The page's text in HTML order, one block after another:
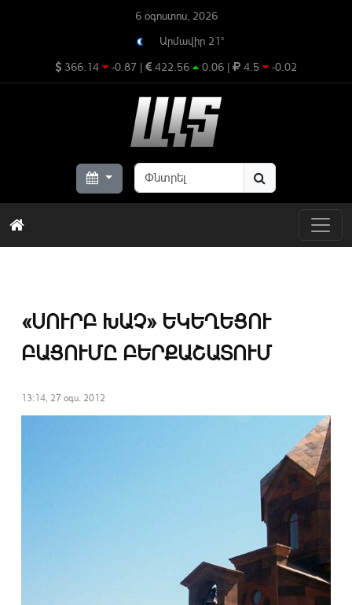
6 օգոստոս, 2026
Արմավիր 21°
366.14 -0.87 | 422.56 0.06 | 4.5 -0.02
«ՍՈՒՐԲ ԽԱՉ» ԵԿԵՂԵՑՈՒ
ԲԱՑՈՒՄԸ ԲԵՐՔԱՇԱՏՈՒՄ
13:14, 27 օգս. 2012